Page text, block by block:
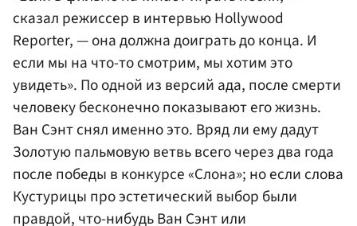
сказал режиссер в интервью Hollywood
Reporter, — она должна доиграть до конца. И
если мы на что-то смотрим, мы хотим это
увидеть». По одной из версий ада, после смерти
человеку бесконечно показывают его жизнь.
Ван Сэнт снял именно это. Вряд ли ему дадут
Золотую пальмовую ветвь всего через два года
после победы в конкурсе «Слона»; но если слова
Кустурицы про эстетический выбор были
правдой, что-нибудь Ван Сэнт или